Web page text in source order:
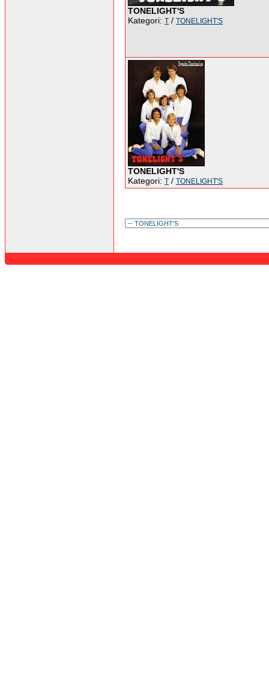
TONELIGHT'S
Kategori: T / TONELIGHT'S
TONELIGHT'S
Kategori: T / TONELIGHT'S